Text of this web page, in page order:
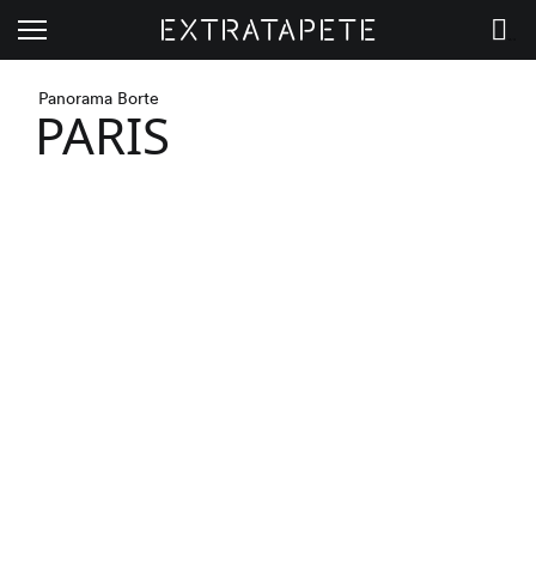
Menü
Panorama Borte
PARIS